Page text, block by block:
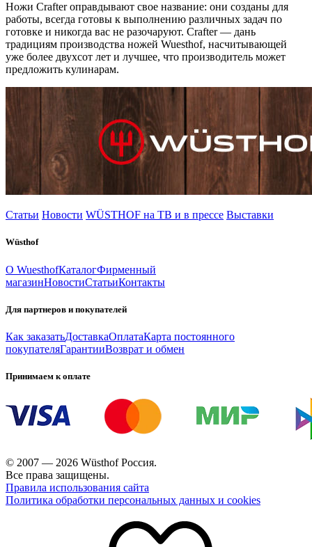
Ножи Crafter оправдывают свое название: они созданы для
работы, всегда готовы к выполнению различных задач по
готовке и никогда вас не разочаруют. Crafter — дань
традициям производства ножей Wuesthof, насчитывающей
уже более двухсот лет и лучшее, что производитель может
предложить кулинарам.
Статьи Новости WÜSTHOF на ТВ и в прессе Выставки
Wüsthof
О WuesthofКаталогФирменный
магазинНовостиСтатьиКонтакты
Для партнеров и покупателей
Как заказатьДоставкаОплатаКарта постоянного
покупателяГарантииВозврат и обмен
Принимаем к оплате
© 2007 — 2026 Wüsthof Россия.
Все права защищены.
Правила использования сайта
Политика обработки персональных данных и cookies